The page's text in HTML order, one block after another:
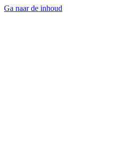
Ga naar de inhoud